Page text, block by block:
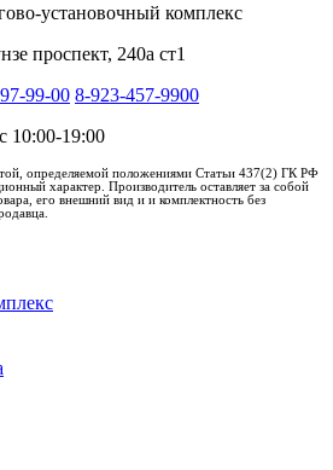
установочный комплекс
проспект, 240а ст1
99-00 8-923-457-9900
10:00-19:00
определяемой положениями Статьи 437(2) ГК РФ
характер. Производитель оставляет за собой
его внешний вид и и комплектность без